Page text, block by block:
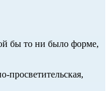
бы то ни было форме,
просветительская,